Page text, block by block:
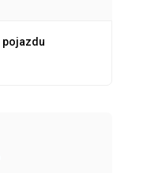
pojazdu